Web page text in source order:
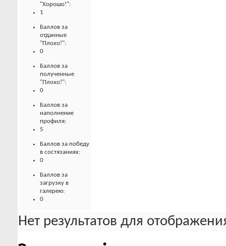
"Хорошо!":
1
Баллов за
отданные
"Плохо!":
0
Баллов за
полученные
"Плохо!":
0
Баллов за
наполнение
профиля:
5
Баллов за победу
в состязаниях:
0
Баллов за
загрузку в
галерею:
0
Нет результатов для